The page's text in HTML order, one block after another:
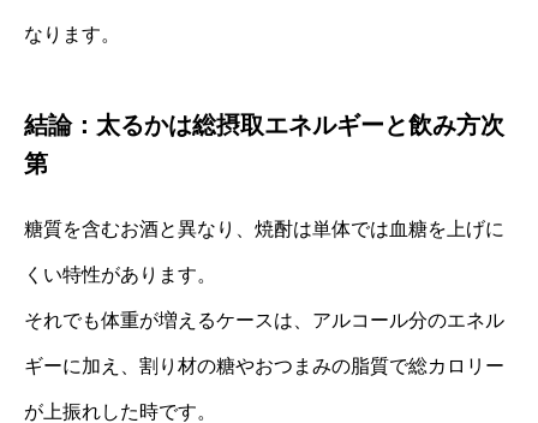
なります。
結論：太るかは総摂取エネルギーと飲み方次
第
糖質を含むお酒と異なり、焼酎は単体では血糖を上げに
くい特性があります。
それでも体重が増えるケースは、アルコール分のエネル
ギーに加え、割り材の糖やおつまみの脂質で総カロリー
が上振れした時です。